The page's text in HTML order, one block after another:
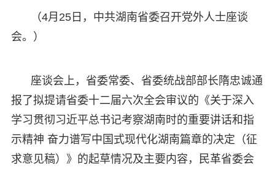
（4月25日，中共湖南省委召开党外人士座谈
会。）
座谈会上，省委常委、省委统战部部长隋忠诚通
报了拟提请省委十二届六次全会审议的《关于深入
学习贯彻习近平总书记考察湖南时的重要讲话和指
示精神 奋力谱写中国式现代化湖南篇章的决定（征
求意见稿）》的起草情况及主要内容，民革省委会